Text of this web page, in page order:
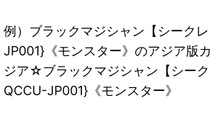
例）ブラックマジシャン【シーク
JP001}《モンスター》のアジア版
ジア☆ブラックマジシャン【シー
QCCU-JP001}《モンスター》